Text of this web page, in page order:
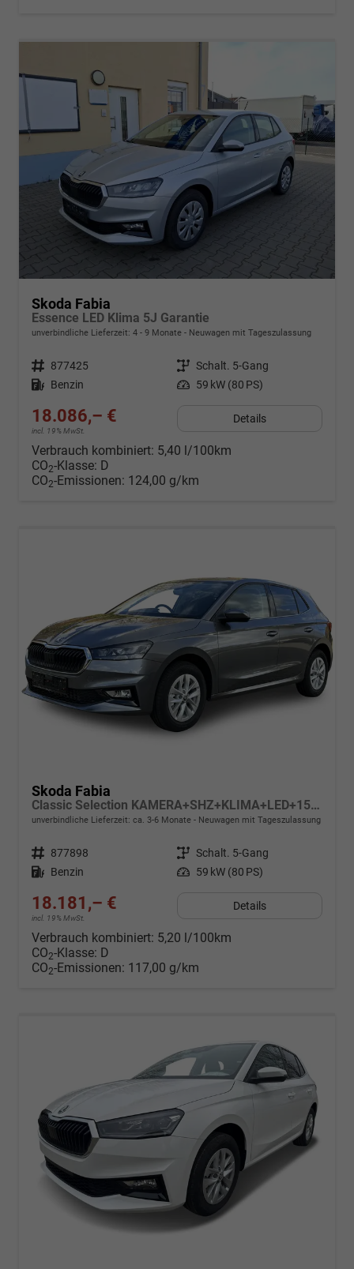
Skoda Fabia
Essence LED Klima 5J Garantie
unverbindliche Lieferzeit: 4 - 9 Monate Neuwagen mit Tageszulassung
Fahrzeugnr. 877425 Getriebe Schalt. 5-Gang
Kraftstoff Benzin Leistung 59 kW (80 PS)
18.086,– €
incl. 19% MwSt.
Details
Verbrauch kombiniert: 5,40 l/100km
CO2-Klasse: D
CO2-Emissionen: 124,00 g/km
Skoda Fabia
Classic Selection KAMERA+SHZ+KLIMA+LED+15" LM+SMARTLINK
unverbindliche Lieferzeit: ca. 3-6 Monate Neuwagen mit Tageszulassung
Fahrzeugnr. 877898 Getriebe Schalt. 5-Gang
Kraftstoff Benzin Leistung 59 kW (80 PS)
18.181,– €
incl. 19% MwSt.
Details
Verbrauch kombiniert: 5,20 l/100km
CO2-Klasse: D
CO2-Emissionen: 117,00 g/km